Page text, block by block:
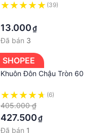
(39)
13.000₫
Đã bán 3
SHOPEE
Khuôn Đôn Chậu Tròn 60
(6)
405.000 ₫
427.500₫
Đã bán 1